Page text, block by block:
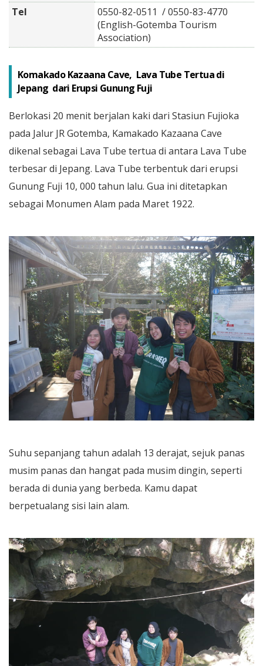
Tel
0550-82-0511 / 0550-83-4770
(English-Gotemba Tourism
Association)
Komakado Kazaana Cave, Lava Tube Tertua di
Jepang dari Erupsi Gunung Fuji
Berlokasi 20 menit berjalan kaki dari Stasiun Fujioka
pada Jalur JR Gotemba, Kamakado Kazaana Cave
dikenal sebagai Lava Tube tertua di antara Lava Tube
terbesar di Jepang. Lava Tube terbentuk dari erupsi
Gunung Fuji 10, 000 tahun lalu. Gua ini ditetapkan
sebagai Monumen Alam pada Maret 1922.
Suhu sepanjang tahun adalah 13 derajat, sejuk panas
musim panas dan hangat pada musim dingin, seperti
berada di dunia yang berbeda. Kamu dapat
berpetualang sisi lain alam.